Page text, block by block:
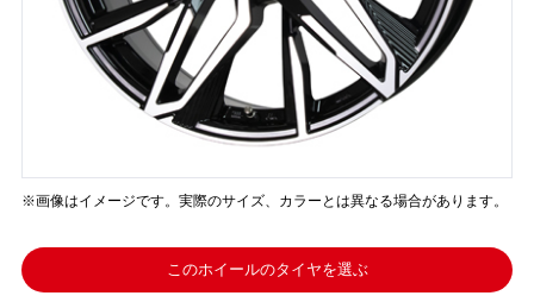
※画像はイメージです。実際のサイズ、カラーとは異なる場合があります。
このホイールのタイヤを選ぶ